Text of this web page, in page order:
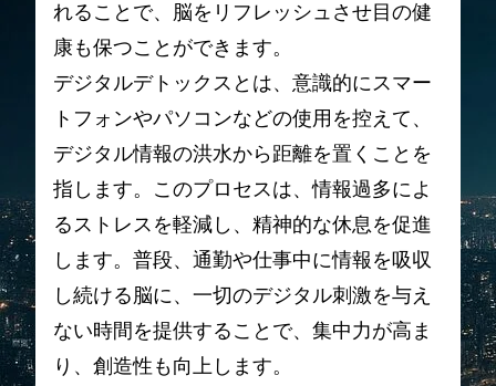
れることで、脳をリフレッシュさせ目の健
康も保つことができます。
デジタルデトックスとは、意識的にスマー
トフォンやパソコンなどの使用を控えて、
デジタル情報の洪水から距離を置くことを
指します。このプロセスは、情報過多によ
るストレスを軽減し、精神的な休息を促進
します。普段、通勤や仕事中に情報を吸収
し続ける脳に、一切のデジタル刺激を与え
ない時間を提供することで、集中力が高ま
り、創造性も向上します。